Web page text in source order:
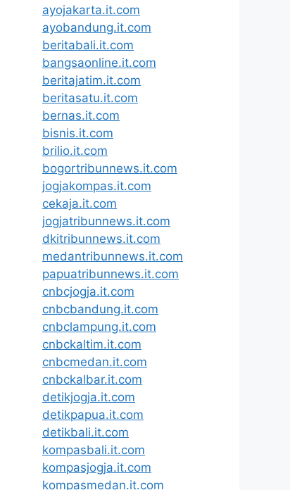
ayojakarta.it.com
ayobandung.it.com
beritabali.it.com
bangsaonline.it.com
beritajatim.it.com
beritasatu.it.com
bernas.it.com
bisnis.it.com
brilio.it.com
bogortribunnews.it.com
jogjakompas.it.com
cekaja.it.com
jogjatribunnews.it.com
dkitribunnews.it.com
medantribunnews.it.com
papuatribunnews.it.com
cnbcjogja.it.com
cnbcbandung.it.com
cnbclampung.it.com
cnbckaltim.it.com
cnbcmedan.it.com
cnbckalbar.it.com
detikjogja.it.com
detikpapua.it.com
detikbali.it.com
kompasbali.it.com
kompasjogja.it.com
kompasmedan.it.com